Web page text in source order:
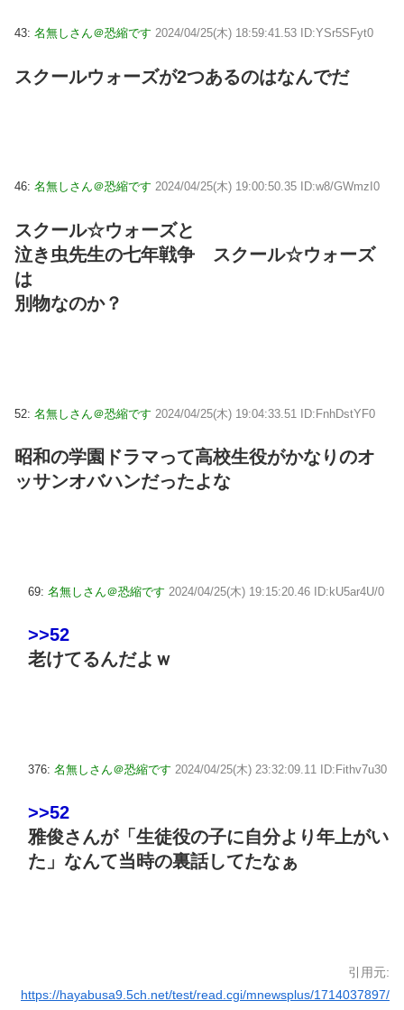
43: 名無しさん＠恐縮です 2024/04/25(木) 18:59:41.53 ID:YSr5SFyt0
スクールウォーズが2つあるのはなんでだ
46: 名無しさん＠恐縮です 2024/04/25(木) 19:00:50.35 ID:w8/GWmzI0
スクール☆ウォーズと
泣き虫先生の七年戦争 スクール☆ウォーズ
は
別物なのか？
52: 名無しさん＠恐縮です 2024/04/25(木) 19:04:33.51 ID:FnhDstYF0
昭和の学園ドラマって高校生役がかなりのオ
ッサンオバハンだったよな
69: 名無しさん＠恐縮です 2024/04/25(木) 19:15:20.46 ID:kU5ar4U/0
>>52
老けてるんだよｗ
376: 名無しさん＠恐縮です 2024/04/25(木) 23:32:09.11 ID:Fithv7u30
>>52
雅俊さんが「生徒役の子に自分より年上がい
た」なんて当時の裏話してたなぁ
引用元:
https://hayabusa9.5ch.net/test/read.cgi/mnewsplus/1714037897/